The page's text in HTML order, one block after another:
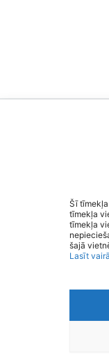
Šī
tīmekļa
tīmekļa
šajā
Lasīt
Kocēnu
Piekļūstamība